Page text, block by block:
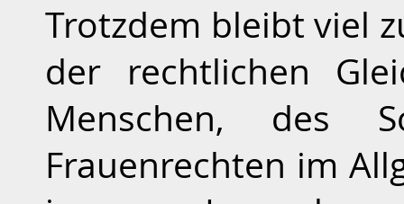
Trotzdem bleibt viel
der rechtlichen
Menschen, des
Frauenrechten im